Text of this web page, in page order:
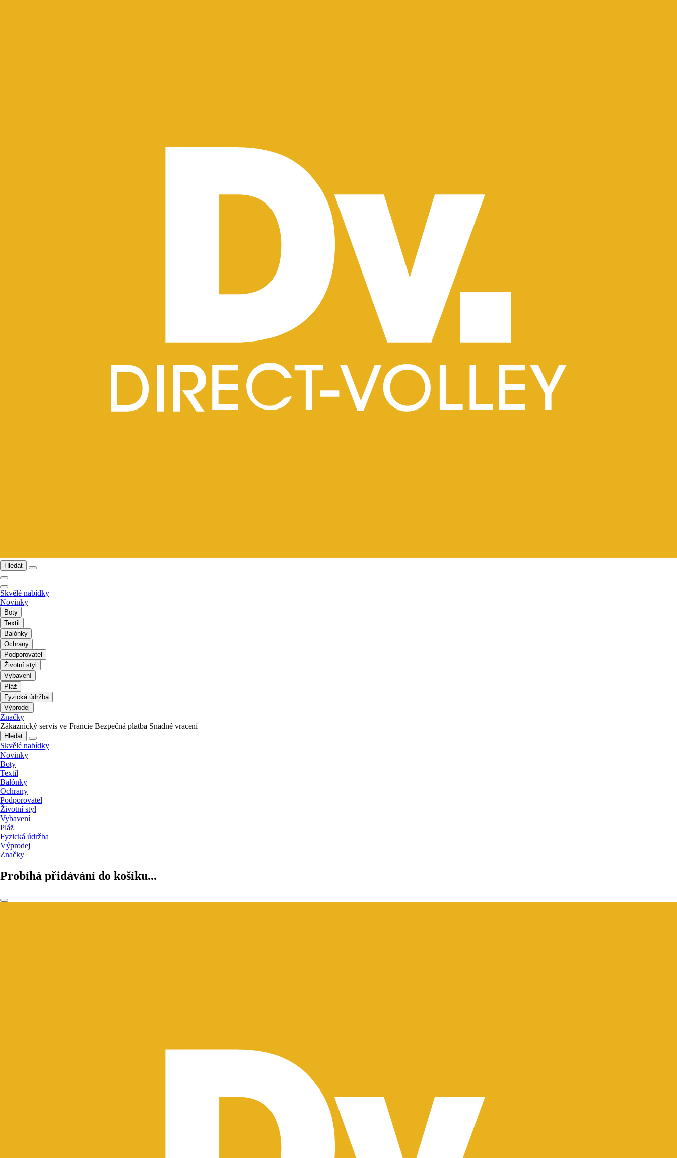
Hledat
Skvělé nabídky
Novinky
Boty
Textil
Balónky
Ochrany
Podporovatel
Životní styl
Vybavení
Pláž
Fyzická údržba
Výprodej
Značky
Zákaznický servis ve Francie Bezpečná platba Snadné vracení
Hledat
Skvělé nabídky
Novinky
Boty
Textil
Balónky
Ochrany
Podporovatel
Životní styl
Vybavení
Pláž
Fyzická údržba
Výprodej
Značky
Probíhá přidávání do košíku...